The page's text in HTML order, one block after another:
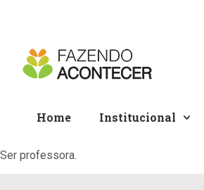
Home Institucional
Ser professora.